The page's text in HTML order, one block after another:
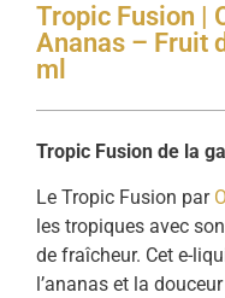
Tropic Fusion |
Ananas – Fruit
ml
Tropic Fusion de la
Le Tropic Fusion par
les tropiques avec
de fraîcheur. Cet e-
l’ananas et la